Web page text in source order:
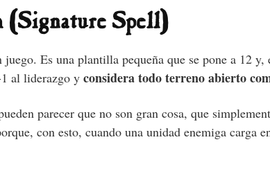
Spell)
Es una plantilla pequeña que se pone a 12
al liderazgo y considera todo terreno abierto
parecer que no son gran cosa, que
con esto, cuando una unidad enemiga carga